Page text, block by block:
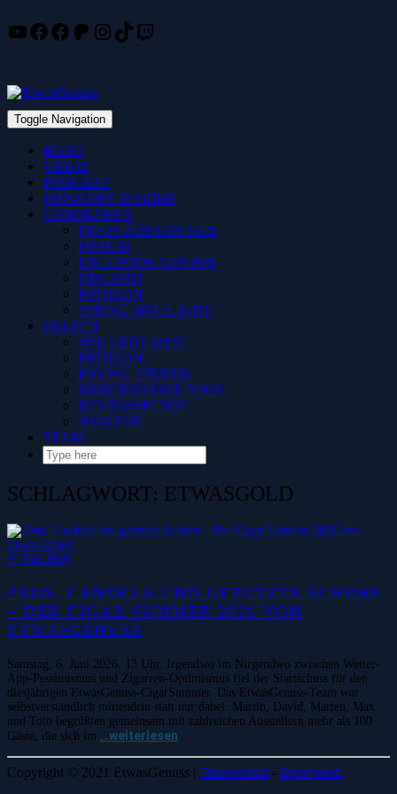
Skip
YouTube
Facebook
Facebook
Patreon
Instagram
TikTok
Twitch
Toggle Navigation
BLOG
VIDEO
PODCAST
INDUSTRY INSIDER
COMMUNITY
INFOS ZUR LOUNGE
FORUM
FACEBOOK-GRUPPE
DISCORD
PATREON
SMOKE SPOTLIGHT
HELFEN
WIE GEHT DAS?
PATREON
PAYPAL SPENDE
MERCHANDISE SHOP
REVIEWSPENDE
AMAZON
TEAM
SCHLAGWORT: ETWASGOLD
9. Juni 2026
ZEUS, CANDELA UND GEPUTZTE SCHUHE
– DER CIGAR SUMMER 2026 VON
ETWASGENUSS
Samstag, 6. Juni 2026. 13 Uhr. Irgendwo im Nirgendwo zwischen Wetter-
App-Pessimismus und Zigarren-Optimismus fiel der Startschuss für den
diesjährigen EtwasGenuss-CigarSummer. Das EtwasGenuss-Team war
selbstverständlich mittendrin statt nur dabei. Martin, David, Marten, Max
und Toto begrüßten gemeinsam mit zahlreichen Ausstellern mehr als 100
Gäste, die sich im …weiterlesen
Copyright © 2021 EtwasGenuss | Datenschutz - Impressum